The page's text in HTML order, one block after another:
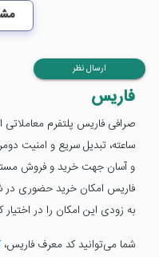
ارسال نظر
فاریس
ساعته، تبدیل سریع و امنیت
و آسان جهت خرید و فروش
فاریس امکان خرید حضوری در
به زودی این امکان را در
شما می‌توانید کد معرف فاریس،